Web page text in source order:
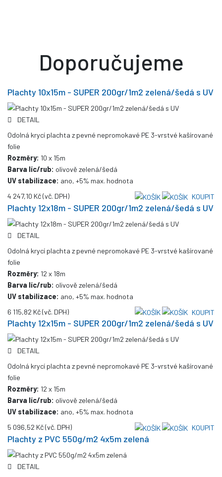
Doporučujeme
Plachty 10x15m - SUPER 200gr/1m2 zelená/šedá s UV
DETAIL
Odolná krycí plachta z pevné nepromokavé PE 3-vrstvé kašírované
folie
Rozměry: 10 x 15m
Barva líc/rub: olivově zelená/šedá
UV stabilizace: ano, +5% max. hodnota
4 247,10 Kč(vč. DPH) KOUPIT
Plachty 12x18m - SUPER 200gr/1m2 zelená/šedá s UV
DETAIL
Odolná krycí plachta z pevné nepromokavé PE 3-vrstvé kašírované
folie
Rozměry: 12 x 18m
Barva líc/rub: olivově zelená/šedá
UV stabilizace: ano, +5% max. hodnota
6 115,82 Kč(vč. DPH) KOUPIT
Plachty 12x15m - SUPER 200gr/1m2 zelená/šedá s UV
DETAIL
Odolná krycí plachta z pevné nepromokavé PE 3-vrstvé kašírované
folie
Rozměry: 12 x 15m
Barva líc/rub: olivově zelená/šedá
UV stabilizace: ano, +5% max. hodnota
5 096,52 Kč(vč. DPH) KOUPIT
Plachty z PVC 550g/m2 4x5m zelená
DETAIL